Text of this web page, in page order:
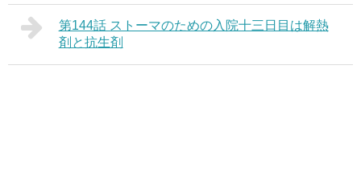
第144話 ストーマのための入院十三日目は解熱
剤と抗生剤